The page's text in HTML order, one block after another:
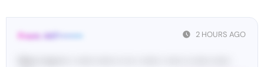
2 HOURS AGO
From: 447••••••••